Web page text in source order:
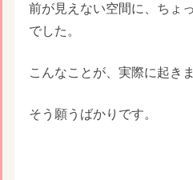
前が見えない空間に、ちょ
でした。
こんなことが、実際に起き
そう願うばかりです。